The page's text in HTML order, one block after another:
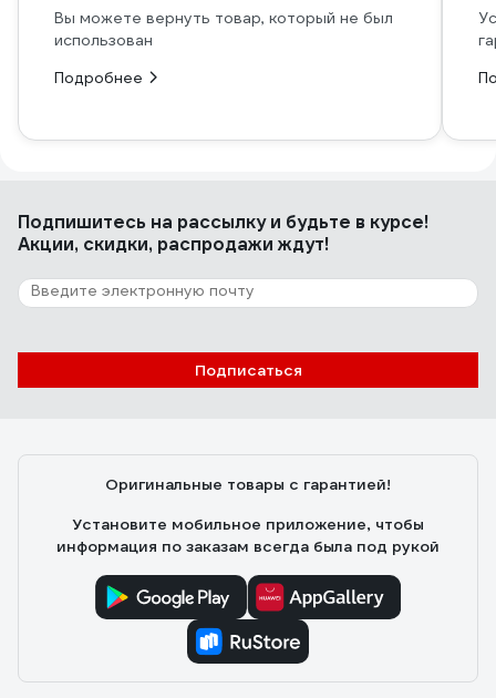
Вы можете вернуть товар, который не был
использован
Подробнее
Подпишитесь на рассылкуи будьте в курсе!
Акции, скидки, распродажи ждут!
Подписаться
Оригинальные товары с гарантией!
Установите мобильное приложение, чтобы
информация по заказам всегда была под рукой